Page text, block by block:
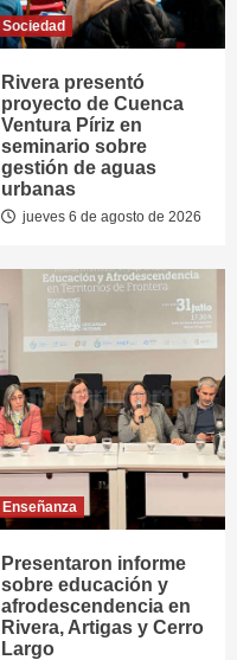
Sociedad
Rivera presentó
proyecto de Cuenca
Ventura Píriz en
seminario sobre
gestión de aguas
urbanas
jueves 6 de agosto de 2026
Enseñanza
Presentaron informe
sobre educación y
afrodescendencia en
Rivera, Artigas y Cerro
Largo